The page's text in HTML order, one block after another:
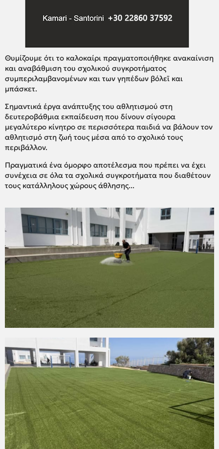
Θυμίζουμε ότι το καλοκαίρι πραγματοποιήθηκε ανακαίνιση
και αναβάθμιση του σχολικού συγκροτήματος
συμπεριλαμβανομένων και των γηπέδων βόλεϊ και
μπάσκετ.
Σημαντικά έργα ανάπτυξης του αθλητισμού στη
δευτεροβάθμια εκπαίδευση που δίνουν σίγουρα
μεγαλύτερο κίνητρο σε περισσότερα παιδιά να βάλουν τον
αθλητισμό στη ζωή τους μέσα από το σχολικό τους
περιβάλλον.
Πραγματικά ένα όμορφο αποτέλεσμα που πρέπει να έχει
συνέχεια σε όλα τα σχολικά συγκροτήματα που διαθέτουν
τους κατάλληλους χώρους άθλησης...